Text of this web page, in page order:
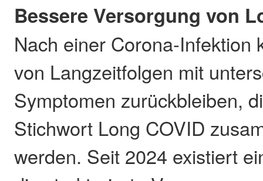
Bessere Versorgung von
Nach einer Corona-Infektion
von Langzeitfolgen mit
Symptomen zurückbleiben,
Stichwort Long COVID
werden. Seit 2024 existiert